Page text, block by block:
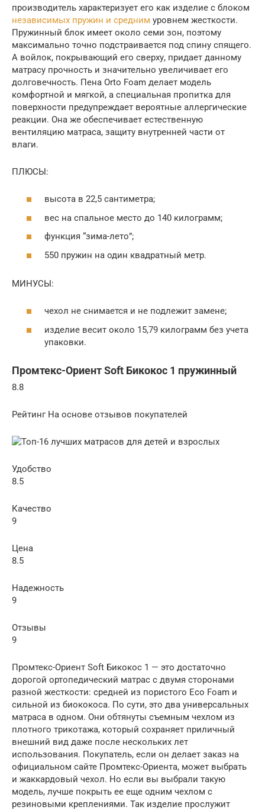
производитель характеризует его как изделие с блоком
независимых пружин и средним уровнем жесткости.
Пружинный блок имеет около семи зон, поэтому
максимально точно подстраивается под спину спящего.
А войлок, покрывающий его сверху, придает данному
матрасу прочность и значительно увеличивает его
долговечность. Пена Orto Foam делает модель
комфортной и мягкой, а специальная пропитка для
поверхности предупреждает вероятные аллергические
реакции. Она же обеспечивает естественную
вентиляцию матраса, защиту внутренней части от
влаги.
ПЛЮСЫ:
высота в 22,5 сантиметра;
вес на спальное место до 140 килограмм;
функция “зима-лето”;
550 пружин на один квадратный метр.
МИНУСЫ:
чехол не снимается и не подлежит замене;
изделие весит около 15,79 килограмм без учета
упаковки.
Промтекс-Ориент Soft Бикокос 1 пружинный
8.8
Рейтинг На основе отзывов покупателей
Удобство
8.5
Качество
9
Цена
8.5
Надежность
9
Отзывы
9
Промтекс-Ориент Soft Бикокос 1 — это достаточно
дорогой ортопедический матрас с двумя сторонами
разной жесткости: средней из пористого Eco Foam и
сильной из биококоса. По сути, это два универсальных
матраса в одном. Они обтянуты съемным чехлом из
плотного трикотажа, который сохраняет приличный
внешний вид даже после нескольких лет
использования. Покупатель, если он делает заказ на
официальном сайте Промтекс-Ориента, может выбрать
и жаккардовый чехол. Но если вы выбрали такую
модель, лучше покрыть ее еще одним чехлом с
резиновыми креплениями. Так изделие прослужит